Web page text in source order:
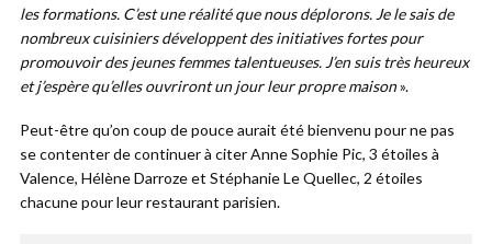
les formations. C’est une réalité que nous déplorons. Je le sais de
nombreux cuisiniers développent des initiatives fortes pour
promouvoir des jeunes femmes talentueuses. J’en suis très heureux
et j’espère qu’elles ouvriront un jour leur propre maison».
Peut-être qu’on coup de pouce aurait été bienvenu pour ne pas
se contenter de continuer à citer Anne Sophie Pic, 3 étoiles à
Valence, Hélène Darroze et Stéphanie Le Quellec, 2 étoiles
chacune pour leur restaurant parisien.